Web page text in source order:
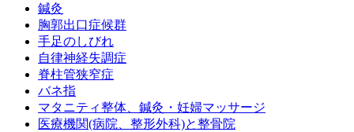
鍼灸
胸郭出口症候群
手足のしびれ
自律神経失調症
脊柱管狭窄症
バネ指
マタニティ整体、鍼灸・妊婦マッサージ
医療機関(病院、整形外科)と整骨院